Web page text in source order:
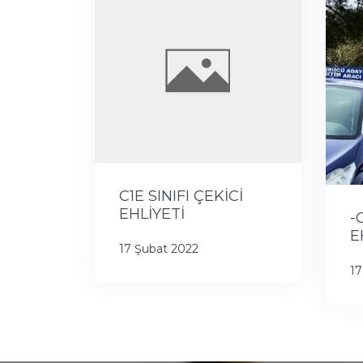
C1E SINIFI ÇEKİCİ
EHLİYETİ
17 Şubat 2022
-